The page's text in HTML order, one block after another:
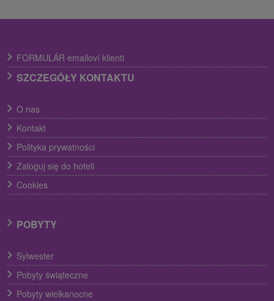
FORMULÁR emailoví klienti
SZCZEGÓŁY KONTAKTU
O nas
Kontakt
Polityka prywatności
Zaloguj się do hoteli
Cookies
POBYTY
Sylwester
Pobyty świąteczne
Pobyty wielkanocne